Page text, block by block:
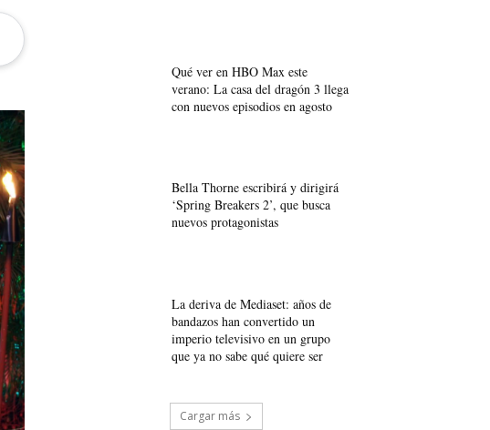
Qué ver en HBO Max este
verano: La casa del dragón 3 llega
con nuevos episodios en agosto
Bella Thorne escribirá y dirigirá
‘Spring Breakers 2’, que busca
nuevos protagonistas
La deriva de Mediaset: años de
bandazos han convertido un
imperio televisivo en un grupo
que ya no sabe qué quiere ser
Cargar más